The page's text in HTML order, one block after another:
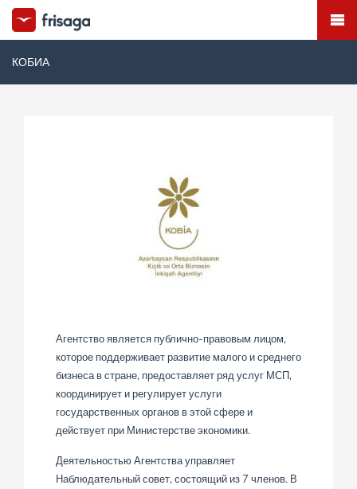
КОБИА
Агентство является публично-правовым лицом,
которое поддерживает развитие малого и среднего
бизнеса в стране, предоставляет ряд услуг МСП,
координирует и регулирует услуги
государственных органов в этой сфере и
действует при Министерстве экономики.
Деятельностью Агентства управляет
Наблюдательный совет, состоящий из 7 членов. В